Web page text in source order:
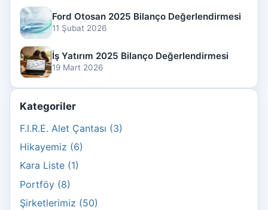
Ford Otosan 2025 Bilanço Değerlendirmesi
11 Şubat 2026
İş Yatırım 2025 Bilanço Değerlendirmesi
19 Mart 2026
Kategoriler
F.I.R.E. Alet Çantası (3)
Hikayemiz (6)
Kara Liste (1)
Portföy (8)
Şirketlerimiz (50)